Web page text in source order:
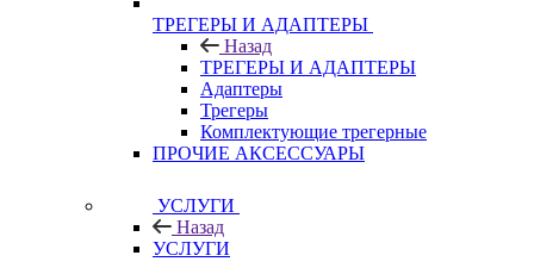
ТРЕГЕРЫ И АДАПТЕРЫ
Назад
ТРЕГЕРЫ И АДАПТЕРЫ
Адаптеры
Трегеры
Комплектующие трегерные
ПРОЧИЕ АКСЕССУАРЫ
УСЛУГИ
Назад
УСЛУГИ